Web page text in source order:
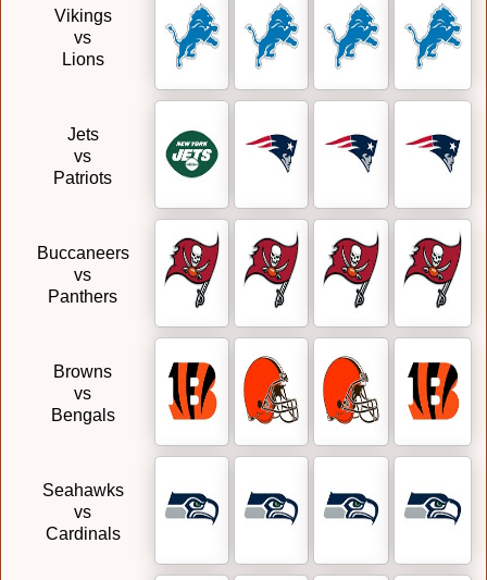
Vikings
vs
Lions
Jets
vs
Patriots
Buccaneers
vs
Panthers
Browns
vs
Bengals
Seahawks
vs
Cardinals